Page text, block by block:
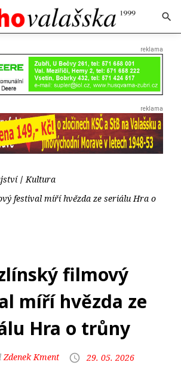
Kultura
festival míří hvězda ze seriálu Hra o
filmový
míří hvězda ze
Hra o trůny
Zdenek Kment 29. 05. 2026